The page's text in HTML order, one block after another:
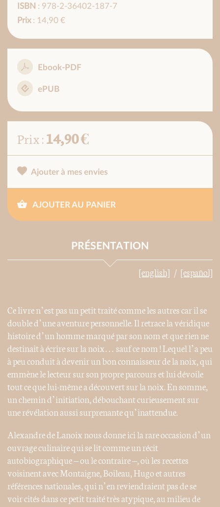
ISBN : 978-2-36402-187-7
Prix: 14,90 €
Ebook-PDF
ePUB
Prix :14,90 €
Ajouter à mes envies
AJOUTER AU PANIER
PRÉSENTATION
[english] [español]
Ce livre n’est pas un petit traité comme les autres car il se
double d’une aventure personnelle. Il retrace la véridique
histoire d’un homme marqué par son nom et que rien ne
destinait à écrire sur la noix… sauf ce nom ! Lequel l’a peu
à peu conduit à devenir un bon connaisseur de la noix, qui
emmène le lecteur sur son propre parcours et lui dévoile
tout ce que lui-même a découvert sur la noix. En somme,
un chemin d’initiation, débouchant curieusement sur
une révélation aussi surprenante qu’inattendue.
Alexandre de Lanoix nous donne ici la rare occasion d’un
ouvrage culinaire qui se lit comme un récit
autobiographique – ou le contraire –, où les recettes
voisinent avec Montaigne, Boileau, Hugo et autres
références nationales, qui n’en reviendraient pas de se
voir cités dans ce petit traité très atypique, au milieu de